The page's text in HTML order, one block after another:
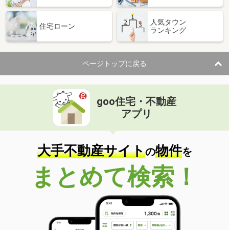
住宅ローン
人気タウン
ランキング
ページトップに戻る
goo住宅・不動産
アプリ
大手不動産サイトの物件を
まとめて検索！